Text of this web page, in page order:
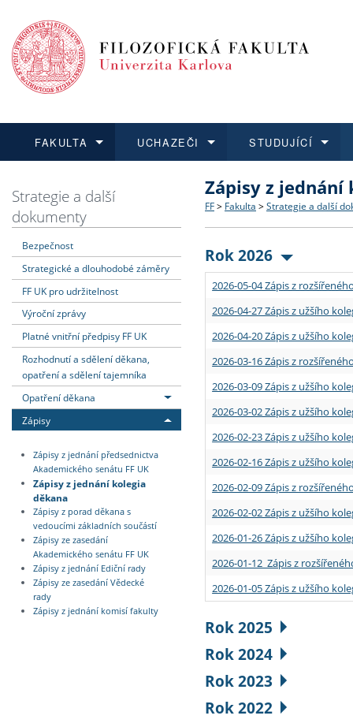
FAKULTA
Dozvědět se více
Struktura a historie
Strategie a další
Podpora a benefity pro
Absolventi fakulty
UCHAZEČI
Podat přihlášku
Co studovat a jak se
Učitelské studijní
Informace k průběhu
STUDUJÍCÍ
Dozvědět se více
Bakalářské a magisterské
Doktorské studium
Rigorózní řízení
Dozvědět se více
O vědě a výzkumu na FF
Akademické kvalifikace
Granty a projekty
Dozvědět se více
Aktuální nabídky a
Vyjíždějící studenti
Přijíždějící studenti
Vyjíždějící zaměstnanci
Strategie a další
dokumenty
Bezpečnost
Strategické a dlouhodobé záměry
FF UK pro udržitelnost
Výroční zprávy
Platné vnitřní předpisy FF UK
Rozhodnutí a sdělení děkana,
opatření a sdělení tajemníka
Opatření děkana
Zápisy
Zápisy z jednání předsednictva
Akademického senátu FF UK
Zápisy z jednání kolegia
děkana
Zápisy z porad děkana s
vedoucími základních součástí
Zápisy ze zasedání
Akademického senátu FF UK
Zápisy z jednání Ediční rady
Zápisy ze zasedání Vědecké
rady
Zápisy z jednání komisí fakulty
Zápisy z jednání
FF > Fakulta > Strategie a další
Rok 2026
2026-05-04 Zápis z
2026-04-27 Zápis z užšího
2026-04-20 Zápis z užšího
2026-03-16 Zápis z
2026-03-09 Zápis z užšího
2026-03-02 Zápis z užšího
2026-02-23 Zápis z užšího
2026-02-16 Zápis z užšího
2026-02-09 Zápis z
2026-02-02 Zápis z užšího
2026-01-26 Zápis z užšího
2026-01-12 Zápis z
2026-01-05 Zápis z užšího
Rok 2025
Rok 2024
Rok 2023
Rok 2022